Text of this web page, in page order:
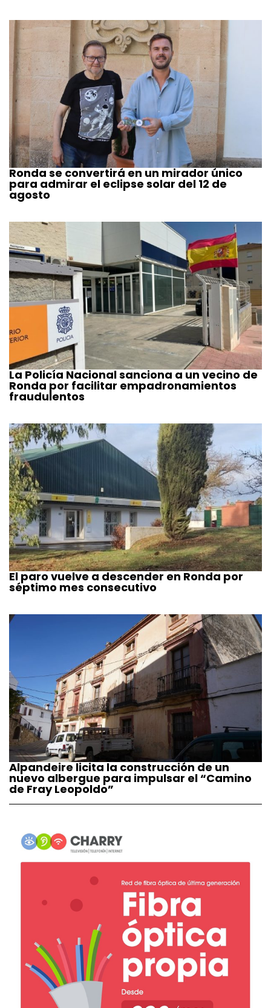
Ronda se convertirá en un mirador único
para admirar el eclipse solar del 12 de
agosto
La Policía Nacional sanciona a un vecino de
Ronda por facilitar empadronamientos
fraudulentos
El paro vuelve a descender en Ronda por
séptimo mes consecutivo
Alpandeire licita la construcción de un
nuevo albergue para impulsar el “Camino
de Fray Leopoldo”